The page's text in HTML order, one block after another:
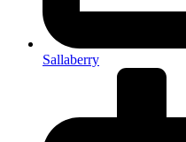
Sallaberry